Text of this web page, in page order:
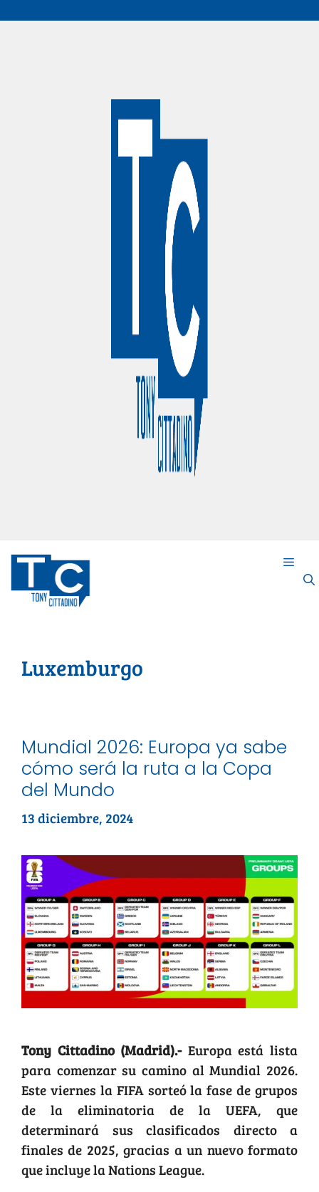
Luxemburgo
Mundial 2026: Europa ya sabe
cómo será la ruta a la Copa
del Mundo
13 diciembre, 2024
Tony Cittadino (Madrid).-Europa está lista
para comenzar su camino al Mundial 2026.
Este viernes la FIFA sorteó la fase de grupos
de la eliminatoria de la UEFA, que
determinará sus clasificados directo a
finales de 2025, gracias a un nuevo formato
que incluye la Nations League.